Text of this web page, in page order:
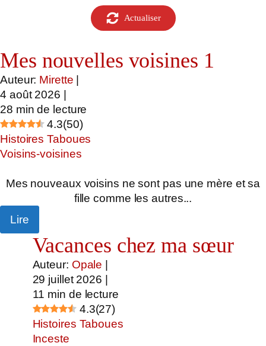
Actualiser
Mes nouvelles voisines 1
Auteur: Mirette |
4 août 2026 |
28 min de lecture
4.3(50)
Histoires Taboues
Voisins-voisines
Mes nouveaux voisins ne sont pas une mère et sa
fille comme les autres...
Lire
Vacances chez ma sœur
Auteur: Opale |
29 juillet 2026 |
11 min de lecture
4.3(27)
Histoires Taboues
Inceste